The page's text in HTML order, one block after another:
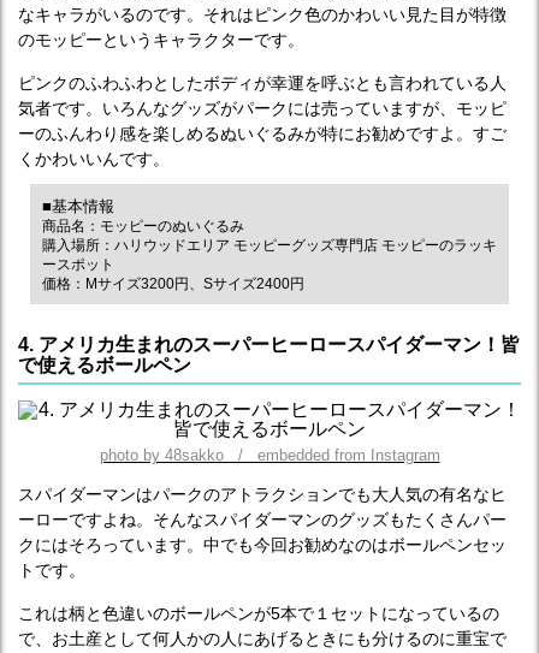
なキャラがいるのです。それはピンク色のかわいい見た目が特徴
のモッピーというキャラクターです。
ピンクのふわふわとしたボディが幸運を呼ぶとも言われている人
気者です。いろんなグッズがパークには売っていますが、モッピ
ーのふんわり感を楽しめるぬいぐるみが特にお勧めですよ。すご
くかわいいんです。
■基本情報
商品名：モッピーのぬいぐるみ
購入場所：ハリウッドエリア モッピーグッズ専門店 モッピーのラッキ
ースポット
価格：Mサイズ3200円、Sサイズ2400円
4. アメリカ生まれのスーパーヒーロースパイダーマン！皆
で使えるボールペン
photo by 48sakko / embedded from Instagram
スパイダーマンはパークのアトラクションでも大人気の有名なヒ
ーローですよね。そんなスパイダーマンのグッズもたくさんパー
クにはそろっています。中でも今回お勧めなのはボールペンセッ
トです。
これは柄と色違いのボールペンが5本で１セットになっているの
で、お土産として何人かの人にあげるときにも分けるのに重宝で